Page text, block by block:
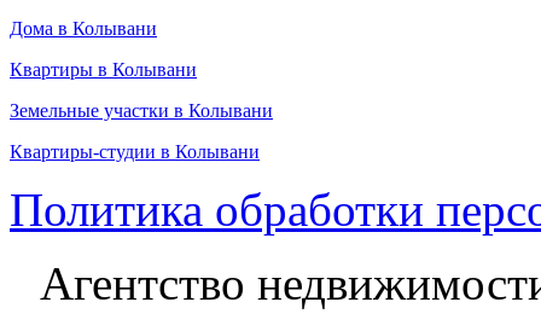
Дома в Колывани
Квартиры в Колывани
Земельные участки в Колывани
Квартиры-студии в Колывани
Политика обработки
Агентство